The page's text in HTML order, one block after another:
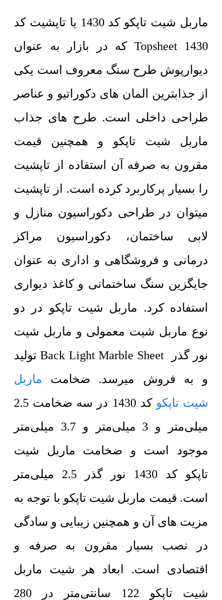
ماربل شیت تاپکو کد 1430 یا تاپشیت کد
1430 Topsheet که در بازار به عنوان
دیوارپوش طرح سنگ معروف است یکی
از جذابترین المان های دکوراتیو و عناصر
طراحی داخلی است. طرح های جذاب
ماربل شیت تاپکو و همچنین قیمت
مقرون به صرفه آن استفاده از تاپشیت
را بسیار پرکاربرد کرده است. از تاپشیت
میتوان در طراحی دکوراسیون منازل و
لابی ساختمان، دکوراسیون مراکز
درمانی و فروشگاهی و اداری به عنوان
جایگزین سنگ ساختمانی و کاغذ دیواری
استفاده کرد. ماربل شیت تاپکو در دو
نوع ماربل شیت معمولی و ماربل شیت
نور گذر Back Light Marble Sheet تولید
و به فروش میرسد. ضخامت ماربل
شیت تاپکو
کد 1430 در سه ضخامت 2.5
میلی‌متر و 3 میلی‌متر و 3.7 میلی‌متر
موجود است و ضخامت ماربل شیت
تاپکو کد 1430 نور گذر 2.5 میلی‌متر
است. قیمت ماربل شیت تاپکو با توجه به
مزیت های آن و همچنین زیبایی و سادگی
در نصب بسیار مقرون به صرفه و
اقتصادی است. ابعاد هر شیت ماربل
شیت تاپکو 122 سانتی‌متر در 280